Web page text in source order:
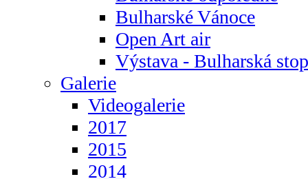
Bulharské Vánoce
Open Art air
Výstava - Bulharská
Galerie
Videogalerie
2017
2015
2014